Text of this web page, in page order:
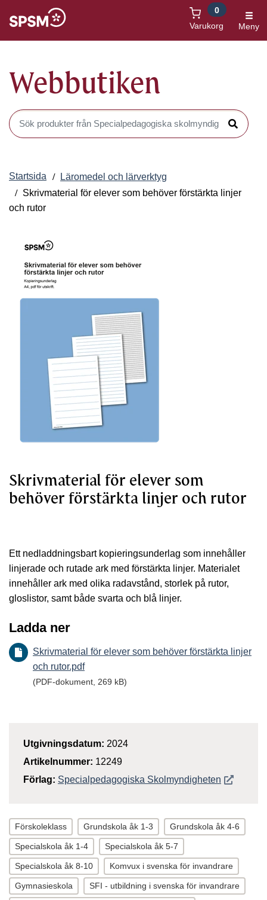
Varukorg
0
Meny
Webbutiken
Sök produkter i Webbutiken
Sök
Startsida
Läromedel och lärverktyg
Skrivmaterial för elever som behöver förstärkta linjer
och rutor
Skrivmaterial för elever som
behöver förstärkta linjer och rutor
Ett nedladdningsbart kopieringsunderlag som innehåller
linjerade och rutade ark med förstärkta linjer. Materialet
innehåller ark med olika radavstånd, storlek på rutor,
gloslistor, samt både svarta och blå linjer.
Ladda ner
Skrivmaterial för elever som behöver förstärkta linjer
och rutor.pdf
(PDF-dokument, 269 kB)
Utgivningsdatum: 2024
Artikelnummer: 12249
Förlag: Specialpedagogiska Skolmyndigheten Öppnas i
Förskoleklass Grundskola åk 1-3 Grundskola åk 4-6
Specialskola åk 1-4 Specialskola åk 5-7
Specialskola åk 8-10 Komvux i svenska för invandrare
Gymnasieskola SFI - utbildning i svenska för invandrare